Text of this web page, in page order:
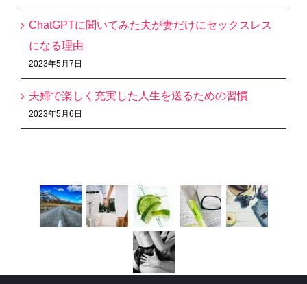
ChatGPTに聞いてみた夫が妻だけにセックスレス
になる理由
2023年5月7日
夫婦で楽しく充実した人生を送るための習慣
2023年5月6日